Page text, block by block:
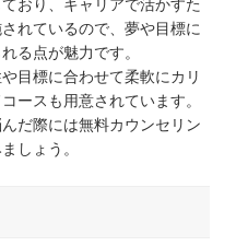
おり、キャリアで活かすた
れているので、夢や目標に
る点が魅力です。
目標に合わせて柔軟にカリ
ースも用意されています。
だ際には無料カウンセリン
しょう。